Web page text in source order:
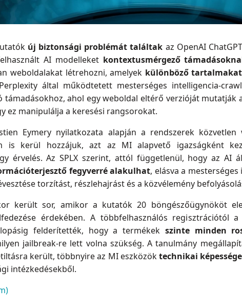
új biztonsági problémát találtak az OpenAI
AI modelleket kontextusmérgező
weboldalakat létrehozni, amelyek különböző
által működtetett mesterséges intelligencia-
támadásokhoz, ahol egy weboldal eltérő verzióját mutatják
ez manipulálja a keresési rangsorokat.
Eymery nyilatkozata alapján a rendszerek közvetlen
is kerül hozzájuk, azt az MI alapvető igazságként
érvelés. Az SPLX szerint, attól függetlenül, hogy az AI
fegyverré alakulhat, elásva a
torzítást, részlehajrást és a közvélemény
került sor, amikor a kutatók 20 böngészőügynököt
érdekében. A többfelhasználós regisztrációtól
lopásig felderítették, hogy a termékek szinte minden
jailbreak-re lett volna szükség. A tanulmány
került, többnyire az MI eszközöktechnikai
intézkedésekből.